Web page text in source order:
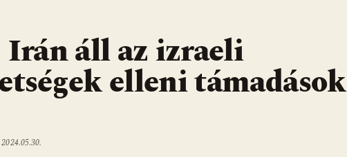
Irán áll az izraeli
elleni támadások
2024.05.30.